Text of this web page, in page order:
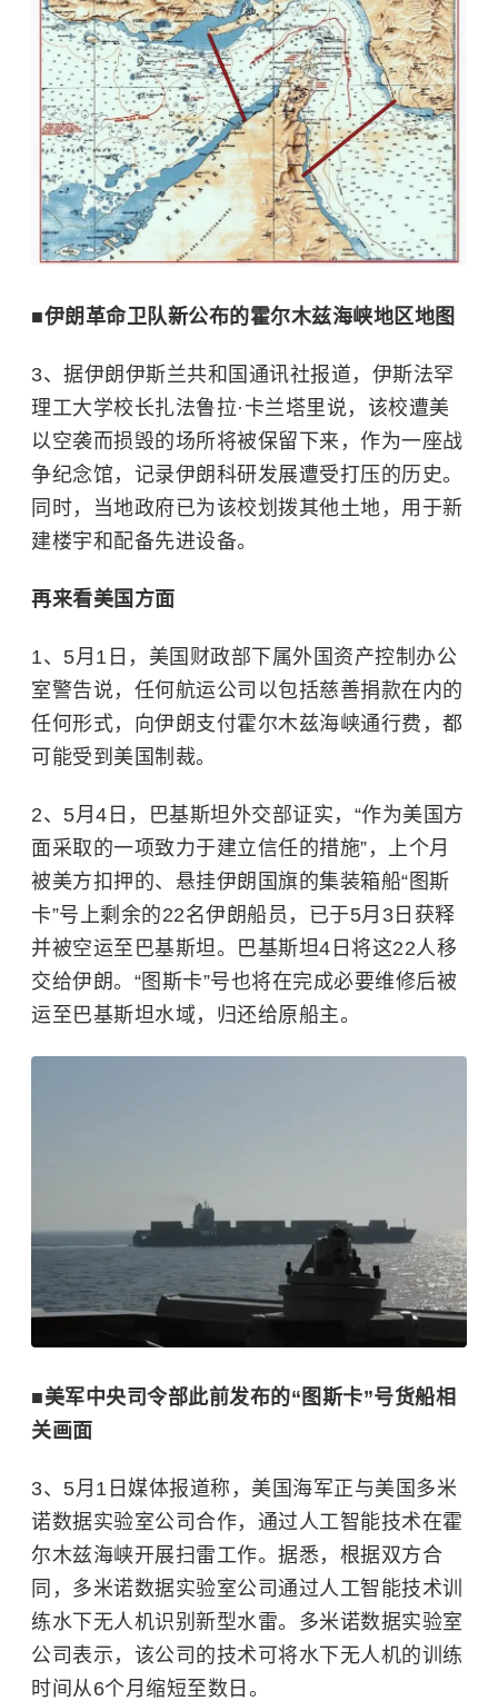
■伊朗革命卫队新公布的霍尔木兹海峡地区地图
3、据伊朗伊斯兰共和国通讯社报道，伊斯法罕
理工大学校长扎法鲁拉·卡兰塔里说，该校遭美
以空袭而损毁的场所将被保留下来，作为一座战
争纪念馆，记录伊朗科研发展遭受打压的历史。
同时，当地政府已为该校划拨其他土地，用于新
建楼宇和配备先进设备。
再来看美国方面
1、5月1日，美国财政部下属外国资产控制办公
室警告说，任何航运公司以包括慈善捐款在内的
任何形式，向伊朗支付霍尔木兹海峡通行费，都
可能受到美国制裁。
2、5月4日，巴基斯坦外交部证实，“作为美国方
面采取的一项致力于建立信任的措施”，上个月
被美方扣押的、悬挂伊朗国旗的集装箱船“图斯
卡”号上剩余的22名伊朗船员，已于5月3日获释
并被空运至巴基斯坦。巴基斯坦4日将这22人移
交给伊朗。“图斯卡”号也将在完成必要维修后被
运至巴基斯坦水域，归还给原船主。
■美军中央司令部此前发布的“图斯卡”号货船相
关画面
3、5月1日媒体报道称，美国海军正与美国多米
诺数据实验室公司合作，通过人工智能技术在霍
尔木兹海峡开展扫雷工作。据悉，根据双方合
同，多米诺数据实验室公司通过人工智能技术训
练水下无人机识别新型水雷。多米诺数据实验室
公司表示，该公司的技术可将水下无人机的训练
时间从6个月缩短至数日。